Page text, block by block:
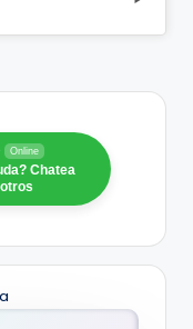
Online
Chatea